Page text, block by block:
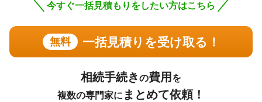
60代 男性(兵庫県) 4.75
ご利用事務所名 司法書士法人中央事務所
5 5 5
4
相続登記依頼金額 12万円
今すぐ一括見積もりをしたい方はこちら
無料 一括見積りを受け取る！
相続手続きの費用 を
複数の専門家に まとめて依頼！